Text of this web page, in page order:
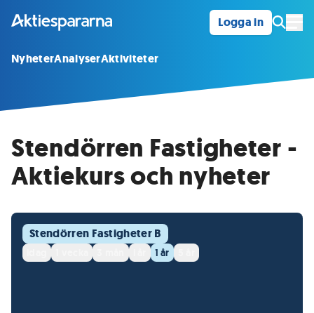
Logga in
NyheterAnalyserAktiviteter
Stendörren Fastigheter -
Aktiekurs och nyheter
Stendörren Fastigheter B
1 år